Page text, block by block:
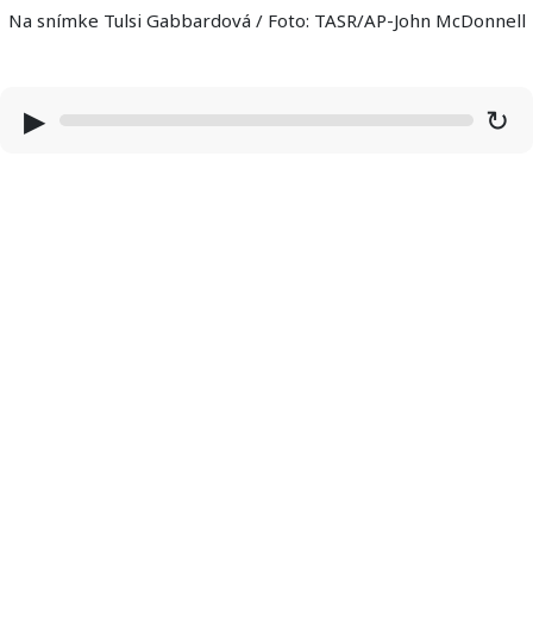
Na snímke Tulsi Gabbardová / Foto: TASR/AP-John McDonnell
▶ ↻